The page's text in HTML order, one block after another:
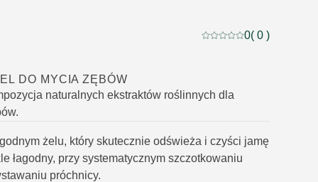
Current rating: 0 out of
0( 0 )
DO MYCIA ZĘBÓW
naturalnych ekstraktów roślinnych dla
żelu, który skutecznie odświeża i czyści jamę
łagodny, przy systematycznym szczotkowaniu
próchnicy.